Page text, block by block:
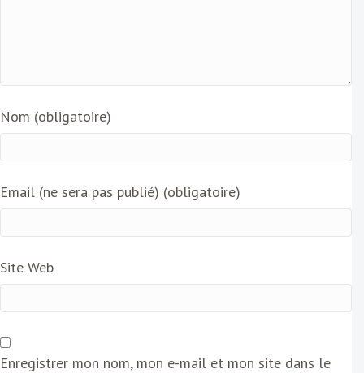
Nom (obligatoire)
Email (ne sera pas publié) (obligatoire)
Site Web
Enregistrer mon nom, mon e-mail et mon site dans le